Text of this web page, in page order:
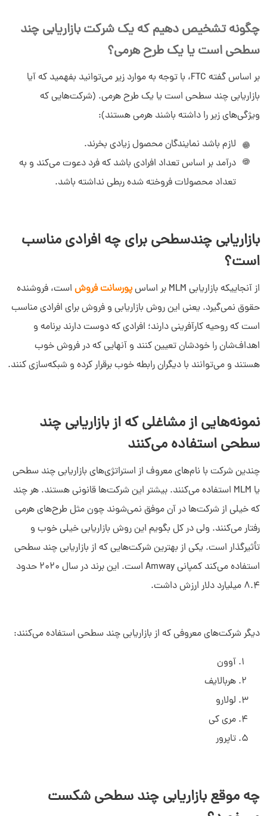
چگونه تشخیص دهیم که یک شرکت بازاریابی چند
سطحی است یا یک طرح هرمی؟
بر اساس گفته FTC، با توجه به موارد زیر می‌توانید بفهمید که آیا
بازاریابی چند سطحی است یا یک طرح هرمی. (شرکت‌هایی که
ویژگی‌های زیر را داشته باشند هرمی هستند):
لازم باشد نمایندگان محصول زیادی بخرند.
درآمد بر اساس تعداد افرادی باشد که فرد دعوت می‌کند و به
تعداد محصولات فروخته شده ربطی نداشته باشد.
بازاریابی چندسطحی برای چه افرادی مناسب
است؟
از آنجاییکه بازاریابی MLM بر اساس پورسانت فروش است، فروشنده
حقوق نمی‌گیرد. یعنی این روش بازاریابی و فروش برای افرادی مناسب
است که روحیه کارآفرینی دارند؛ افرادی که دوست دارند برنامه و
اهداف‌شان را خودشان تعیین کنند و آنهایی که در فروش خوب
هستند و می‌توانند با دیگران رابطه خوب برقرار کرده و شبکه‌سازی کنند.
نمونه‌هایی از مشاغلی که از بازاریابی چند
سطحی استفاده می‌کنند
چندین شرکت با نام‌های معروف از استراتژی‌های بازاریابی چند سطحی
یا MLM استفاده می‌کنند. بیشتر این شرکت‌ها قانونی هستند. هر چند
که خیلی از شرکت‌ها در آن موفق نمی‌شوند چون مثل طرح‌های هرمی
رفتار می‌کنند. ولی در کل بگویم این روش بازاریابی خیلی خوب و
تأثیرگذار است. یکی از بهترین شرکت‌هایی که از بازاریابی چند سطحی
استفاده می‌کند کمپانی Amway است. این برند در سال 2020 حدود
8.4 میلیارد دلار ارزش داشت.
دیگر شرکت‌های معروفی که از بازاریابی چند سطحی استفاده می‌کنند:
آوون
هربالایف
لولارو
مری کی
تاپرور
چه موقع بازاریابی چند سطحی شکست
سلام به شما :)
چطور میتونم کمکتون کنم؟
دیدار چیست؟
چرا دیدار بخرم؟